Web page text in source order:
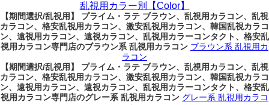
乱視用カラー別【Color】
【期間選択/乱視用】 プライム・ラテ ブラウン、乱視用カラコン、乱視
カラコン、格安乱視用カラコン、激安乱視用カラコン、韓国乱視カラコ
ン、遠視用カラコン、遠視カラコン、乱視用カラーコンタクト、格安乱
視用カラコン専門店のブラウン系 乱視用カラコン ブラウン系 乱視用カ
ラコン
【期間選択/乱視用】 プライム・ラテ ブラウン、乱視用カラコン、乱視
カラコン、格安乱視用カラコン、激安乱視用カラコン、韓国乱視カラコ
ン、遠視用カラコン、遠視カラコン、乱視用カラーコンタクト、格安乱
視用カラコン専門店のグレー系 乱視用カラコン グレー系 乱視用カラコ